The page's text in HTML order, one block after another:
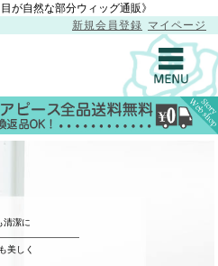
が自然な部分ウィッグ通販》
新規会員登録 マイページ
清潔に
美しく